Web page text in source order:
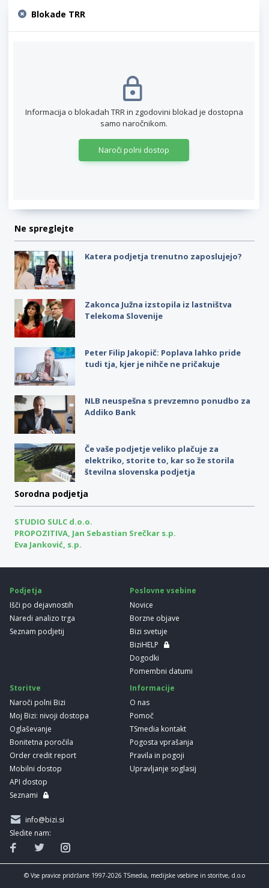
Blokade TRR
Informacija o blokadah TRR in zgodovini blokad je dostopna
samo naročnikom.
Naroči polni dostop
Ne spreglejte
Katera podjetja trenutno zaposlujejo?
Zakonca Južna izstopila iz lastništva
Telekoma Slovenije
Peter Filip Jakopič: Poplava lahko pride
tudi tja, kjer je nihče ne pričakuje
NLB neuspešna s prevzemno ponudbo za
Addiko Bank
Če vaše podjetje veliko plačuje za
elektriko, storite to, kar so že storila
številna slovenska podjetja
Sorodna podjetja
STUDIO SULC d.o.o.
PROPOZITIVA, Jan Sebastian Srečkar s.p.
Eva Janković, s.p.
Podjetja
Išči po dejavnostih
Naredi analizo trga
Seznam podjetij
Poslovne vsebine
Novice
Borzne objave
Bizi svetuje
BiziHELP
Dogodki
Pomembni datumi
Storitve
Naroči polni Bizi
Moj Bizi: nivoji dostopa
Oglaševanje
Bonitetna poročila
Order credit report
Mobilni dostop
API dostop
Seznami
Informacije
O nas
Pomoč
TSmedia kontakt
Pogosta vprašanja
Pravila in pogoji
Upravljanje soglasij
info@bizi.si
Sledite nam:
© Vse pravice pridržane 1997-2026 TSmedia, medijske vsebine in storitve, d.o.o